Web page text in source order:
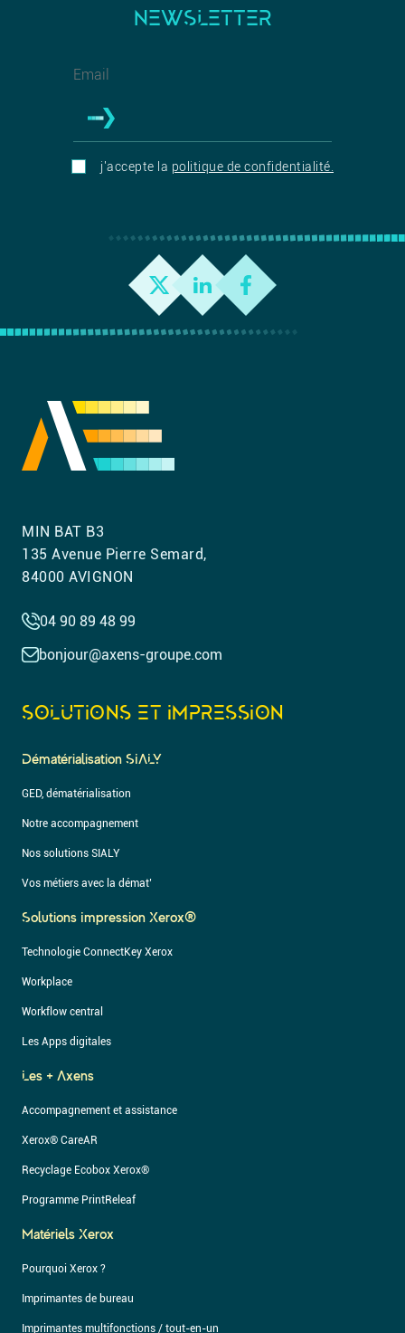
NEWSLETTER
j'accepte la politique de confidentialité.
MIN BAT B3
135 Avenue Pierre Semard,
84000 AVIGNON
04 90 89 48 99
bonjour@axens-groupe.com
SOLUTIONS ET IMPRESSION
Dématérialisation SIALY
GED, dématérialisation
Notre accompagnement
Nos solutions SIALY
Vos métiers avec la démat’
Solutions Impression Xerox®
Technologie ConnectKey Xerox
Workplace
Workflow central
Les Apps digitales
Les + Axens
Accompagnement et assistance
Xerox® CareAR
Recyclage Ecobox Xerox®
Programme PrintReleaf
Matériels Xerox
Pourquoi Xerox ?
Imprimantes de bureau
Imprimantes multifonctions / tout-en-un